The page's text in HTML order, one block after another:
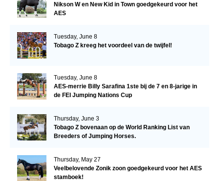
Nikson W en New Kid in Town goedgekeurd voor het
AES
Tuesday, June 8
Tobago Z kreeg het voordeel van de twijfel!
Tuesday, June 8
AES-merrie Billy Sarafina 1ste bij de 7 en 8-jarige in
de FEI Jumping Nations Cup
Thursday, June 3
Tobago Z bovenaan op de World Ranking List van
Breeders of Jumping Horses.
Thursday, May 27
Veelbelovende Zonik zoon goedgekeurd voor het AES
stamboek!